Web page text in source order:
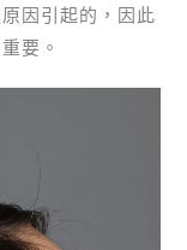
因引起的，因此
要。